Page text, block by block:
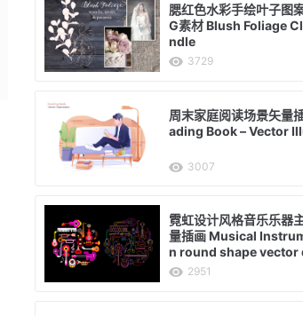
腮红色水彩手绘叶子图
G素材 Blush Foliage
ndle
3729
周末家庭阅读场景矢量
ading Book – Vector
3007
霓虹设计风格音乐乐器
量插画 Musical
n round shape vector
2951